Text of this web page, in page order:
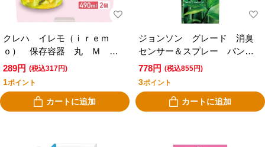
クレハ イレモ（ｉｒｅｍ
ｏ） 保存容器 丸 Ｍ ２
個入り
289円 (税込317円)
1ポイント
カートに追加
ジョンソン グレード 消臭
センサー＆スプレー バンブ
ーハーモニー つけかえ用
２個入り
778円 (税込855円)
3ポイント
カートに追加